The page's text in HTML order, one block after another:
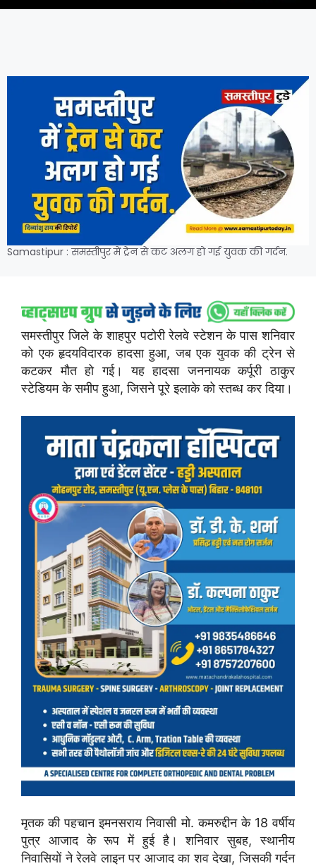
Samastipur : समस्तीपुर में ट्रेन से कट अलग हो गई युवक की गर्दन.
समस्तीपुर जिले के शाहपुर पटोरी रेलवे स्टेशन के पास शनिवार
को एक हृदयविदारक हादसा हुआ, जब एक युवक की ट्रेन से
कटकर मौत हो गई। यह हादसा जननायक कर्पूरी ठाकुर
स्टेडियम के समीप हुआ, जिसने पूरे इलाके को स्तब्ध कर दिया।
मृतक की पहचान इमनसराय निवासी मो. कमरुद्दीन के 18 वर्षीय
पुत्र आजाद के रूप में हुई है। शनिवार सुबह, स्थानीय
निवासियों ने रेलवे लाइन पर आजाद का शव देखा, जिसकी गर्दन